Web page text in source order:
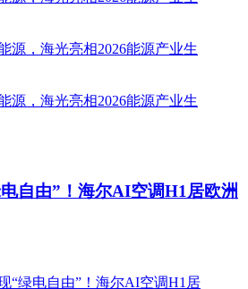
自由”！海尔AI空调H1居欧洲